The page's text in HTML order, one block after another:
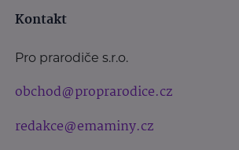
Kontakt
Pro prarodiče s.r.o.
obchod@proprarodice.cz
redakce@emaminy.cz